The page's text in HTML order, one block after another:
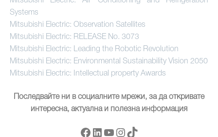
Systems
Mitsubishi Electric: Observation Satellites
Mitsubishi Electric: RELEASE No. 3073
Mitsubishi Electric: Leading the Robotic Revolution
Mitsubishi Electric: Environmental Sustainability Vision 2050
Mitsubishi Electric: Intellectual property Awards
Последвайте ни в социалните мрежи, за да откривате
интересна, актуална и полезна информация